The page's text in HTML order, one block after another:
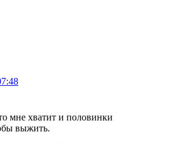
мне хватит и половинки
выжить.